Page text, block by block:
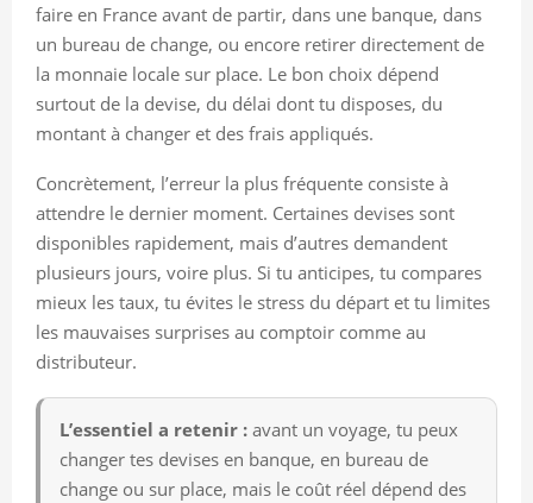
faire en France avant de partir, dans une banque, dans
un bureau de change, ou encore retirer directement de
la monnaie locale sur place. Le bon choix dépend
surtout de la devise, du délai dont tu disposes, du
montant à changer et des frais appliqués.
Concrètement, l’erreur la plus fréquente consiste à
attendre le dernier moment. Certaines devises sont
disponibles rapidement, mais d’autres demandent
plusieurs jours, voire plus. Si tu anticipes, tu compares
mieux les taux, tu évites le stress du départ et tu limites
les mauvaises surprises au comptoir comme au
distributeur.
L’essentiel a retenir : avant un voyage, tu peux
changer tes devises en banque, en bureau de
change ou sur place, mais le coût réel dépend des